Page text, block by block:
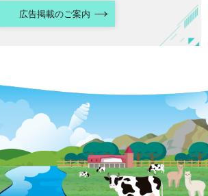
広告掲載のご案内